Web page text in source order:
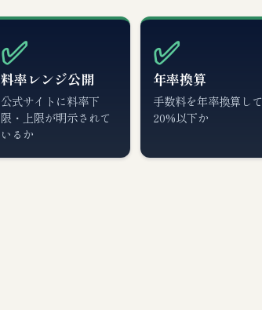
✅
料率レンジ公開
公式サイトに料率下
限・上限が明示されて
いるか
✅
年率換算
手数料を年率換算して
20%以下か